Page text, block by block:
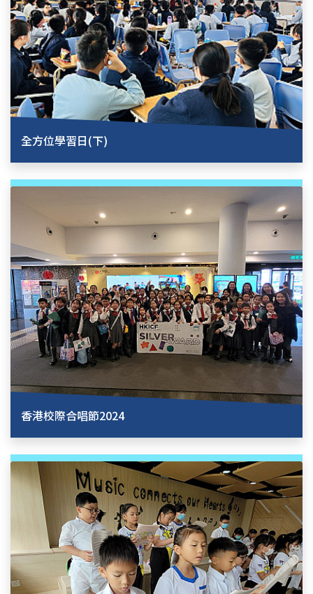
全方位學習日(下)
香港校際合唱節2024